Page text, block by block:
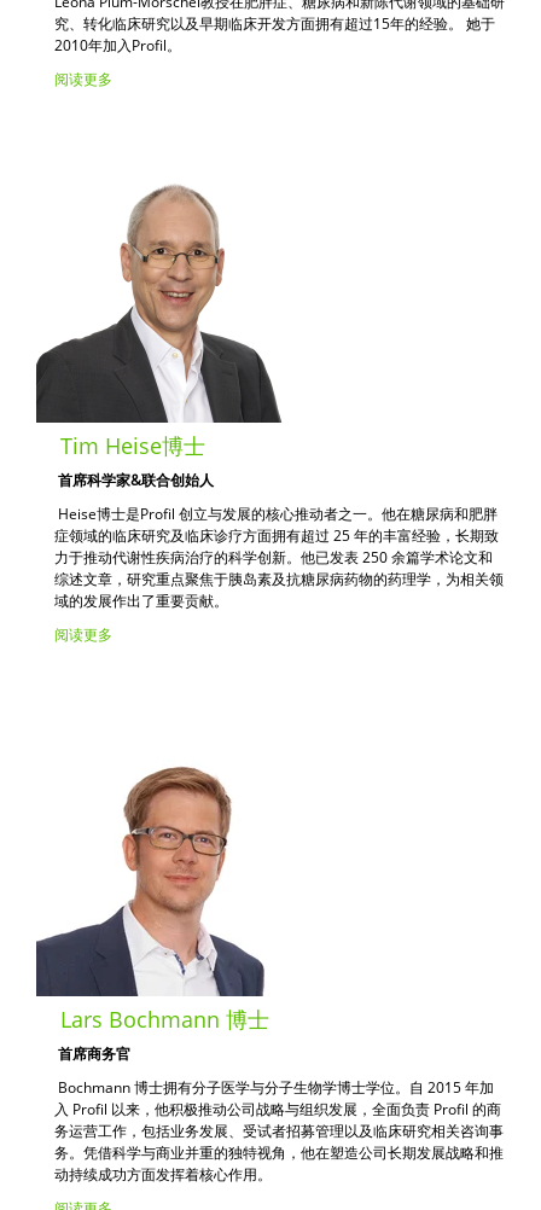
究、转化临床研究以及早期临床开发方面拥有超过15年的经验。 她于
2010年加入Profil。
阅读更多
Tim Heise博士
首席科学家&联合创始人
Heise博士是Profil 创立与发展的核心推动者之一。他在糖尿病和肥胖
症领域的临床研究及临床诊疗方面拥有超过 25 年的丰富经验，长期致
力于推动代谢性疾病治疗的科学创新。他已发表 250 余篇学术论文和
综述文章，研究重点聚焦于胰岛素及抗糖尿病药物的药理学，为相关领
域的发展作出了重要贡献。
阅读更多
Lars Bochmann 博士
首席商务官
Bochmann 博士拥有分子医学与分子生物学博士学位。自 2015 年加
入 Profil 以来，他积极推动公司战略与组织发展，全面负责 Profil 的商
务运营工作，包括业务发展、受试者招募管理以及临床研究相关咨询事
务。凭借科学与商业并重的独特视角，他在塑造公司长期发展战略和推
动持续成功方面发挥着核心作用。